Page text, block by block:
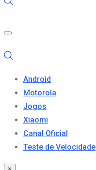
Android
Motorola
Jogos
Xiaomi
Canal Oficial
Teste de Velocidade